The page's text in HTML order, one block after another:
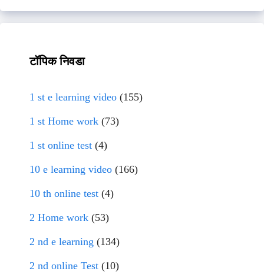
टॉपिक निवडा
1 st e learning video (155)
1 st Home work (73)
1 st online test (4)
10 e learning video (166)
10 th online test (4)
2 Home work (53)
2 nd e learning (134)
2 nd online Test (10)